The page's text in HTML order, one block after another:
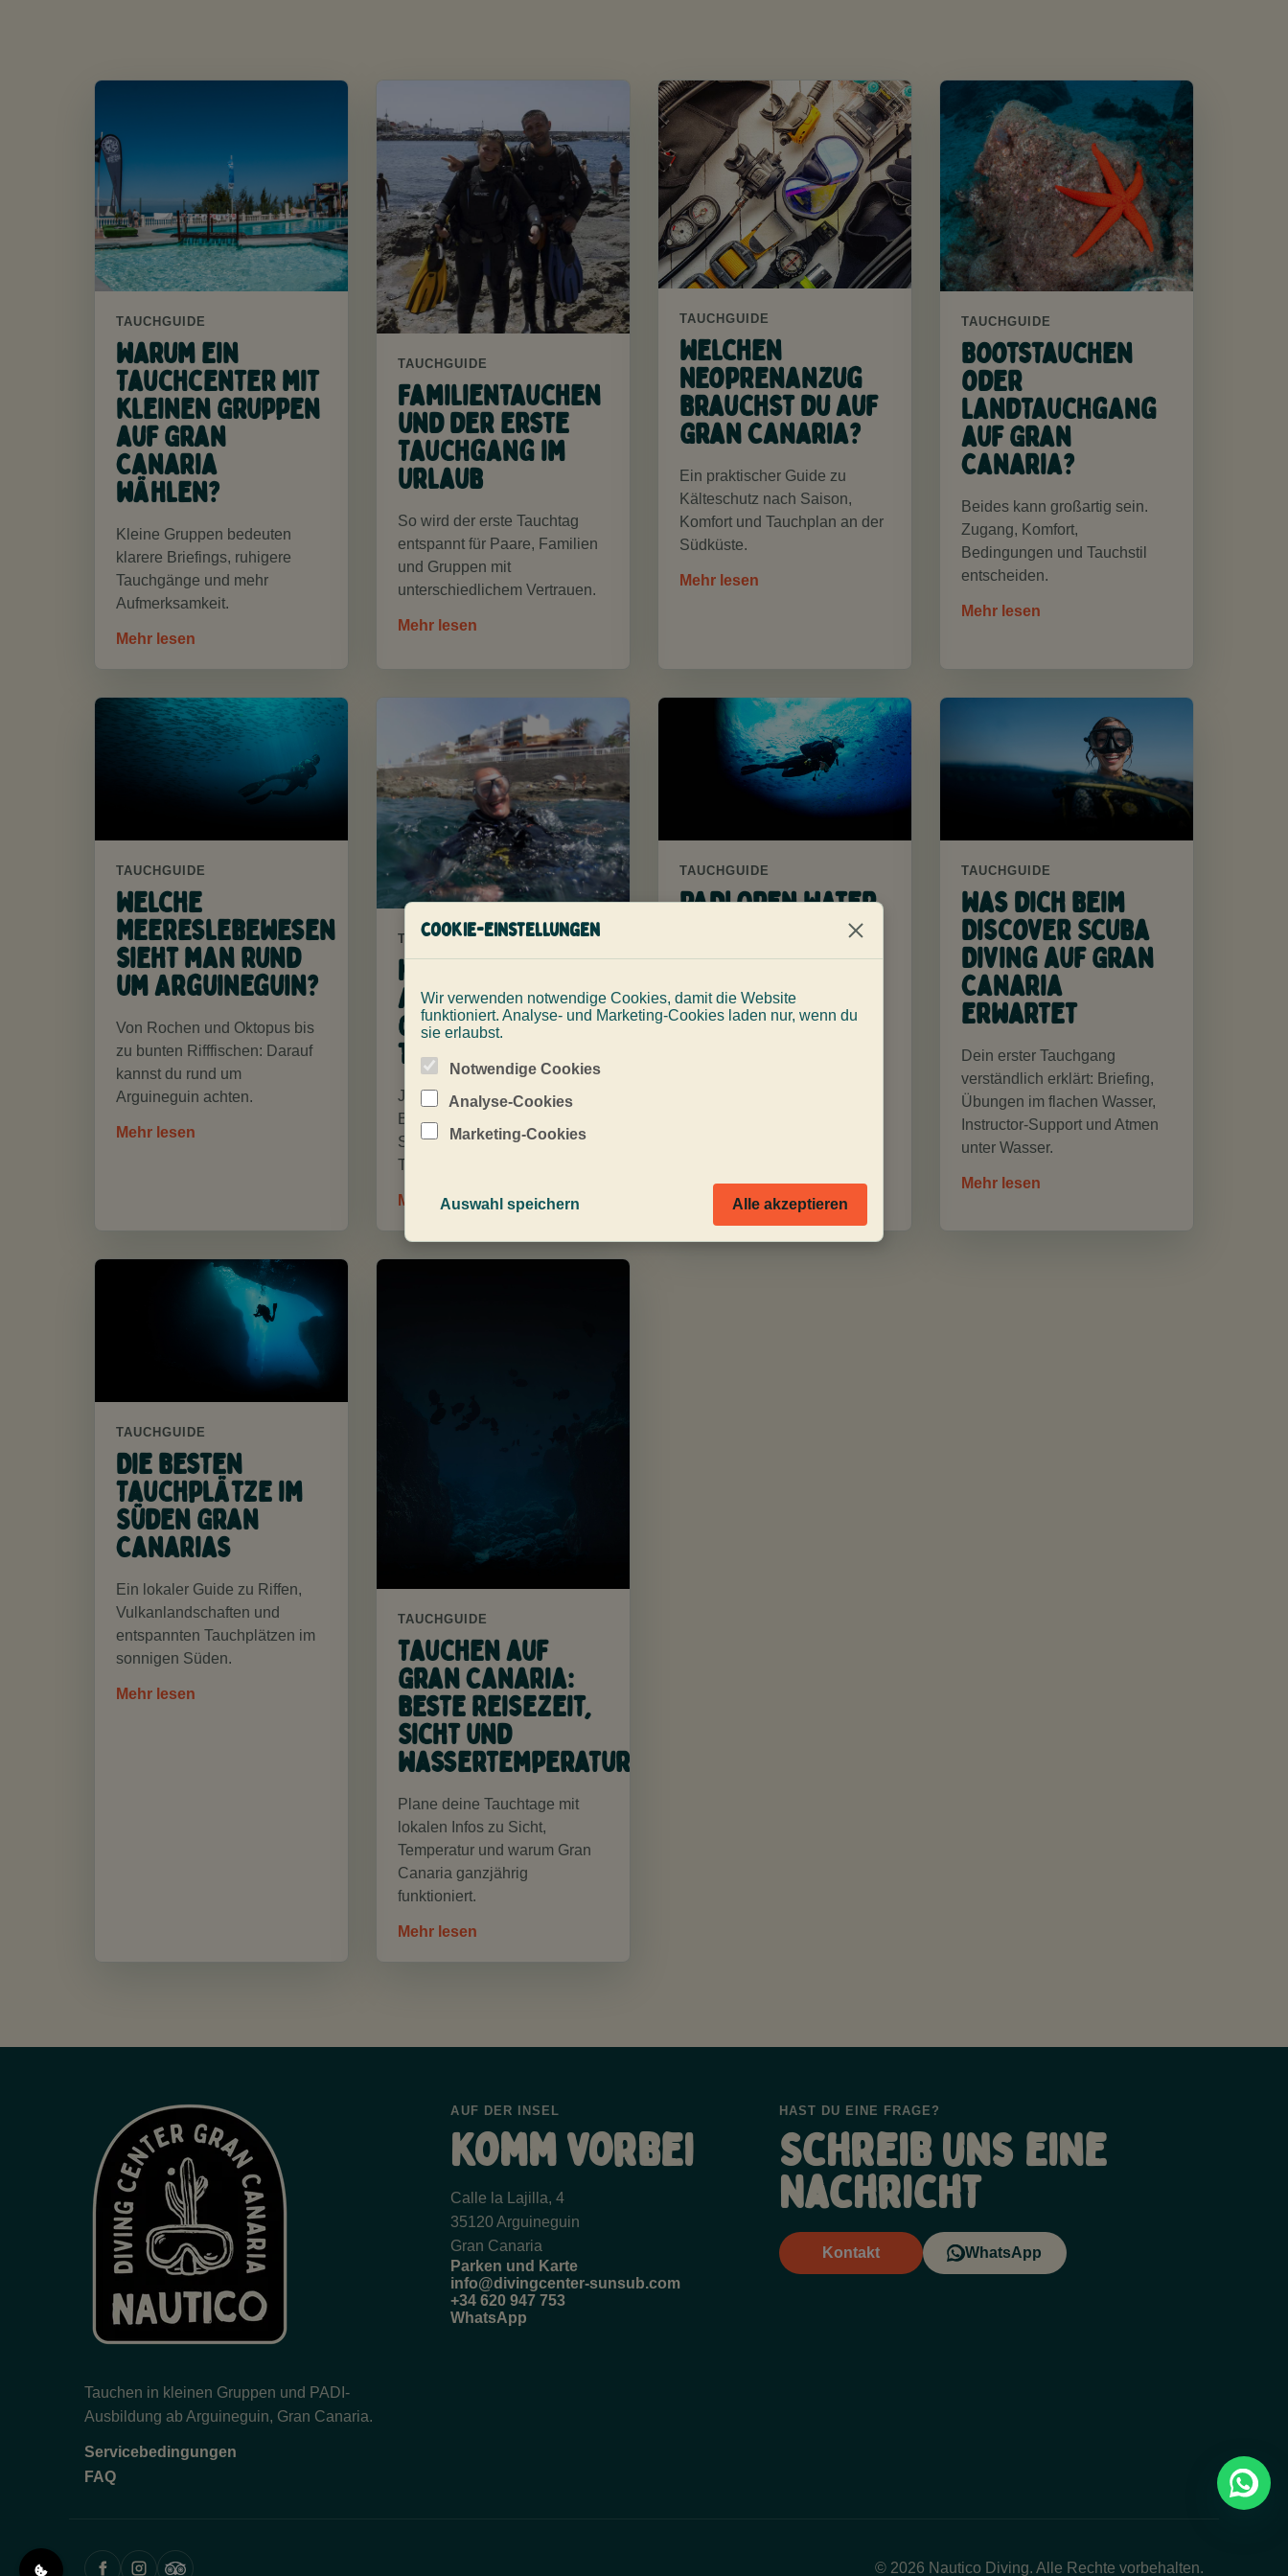
TAUCHGUIDE
Warum ein
Tauchcenter mit
kleinen Gruppen
auf Gran
Canaria
wählen?
Kleine Gruppen bedeuten
klarere Briefings, ruhigere
Tauchgänge und mehr
Aufmerksamkeit.
Mehr lesen
TAUCHGUIDE
Familientauchen
und der erste
Tauchgang im
Urlaub
So wird der erste Tauchtag
entspannt für Paare, Familien
und Gruppen mit
unterschiedlichem Vertrauen.
Mehr lesen
TAUCHGUIDE
Welchen
Neoprenanzug
brauchst du auf
Gran Canaria?
Ein praktischer Guide zu
Kälteschutz nach Saison,
Komfort und Tauchplan an der
Südküste.
Mehr lesen
TAUCHGUIDE
Bootstauchen
oder
Landtauchgang
auf Gran
Canaria?
Beides kann großartig sein.
Zugang, Komfort,
Bedingungen und Tauchstil
entscheiden.
Mehr lesen
TAUCHGUIDE
Welche
Meereslebewesen
sieht man rund
um Arguineguin?
Von Rochen und Oktopus bis
zu bunten Rifffischen: Darauf
kannst du rund um
Arguineguin achten.
Mehr lesen
TAUCHGUIDE
Können
Anfänger auf
Gran Canaria
tauchen?
Ja, mit gutem Briefing, ruhigen
Bedingungen und Instructor-
Support. So funktioniert
Tauchen für Anfänger.
Mehr lesen
TAUCHGUIDE
PADI Open Water
Canaria: wie
lange dauert
der Kurs?
Mehr lesen
TAUCHGUIDE
Was dich beim
Discover Scuba
Diving auf Gran
Canaria
erwartet
Dein erster Tauchgang
verständlich erklärt: Briefing,
Übungen im flachen Wasser,
Instructor-Support und Atmen
unter Wasser.
Mehr lesen
TAUCHGUIDE
Die besten
Tauchplätze im
Süden Gran
Canarias
Ein lokaler Guide zu Riffen,
Vulkanlandschaften und
entspannten Tauchplätzen im
sonnigen Süden.
Mehr lesen
TAUCHGUIDE
Tauchen auf
Gran Canaria:
beste Reisezeit,
Sicht und
Wassertemperatur
Plane deine Tauchtage mit
lokalen Infos zu Sicht,
Temperatur und warum Gran
Canaria ganzjährig
funktioniert.
Mehr lesen
Tauchen in kleinen Gruppen und PADI-
Ausbildung ab Arguineguin, Gran Canaria.
Servicebedingungen
FAQ
AUF DER INSEL
Komm vorbei
Calle la Lajilla, 4
35120 Arguineguin
Gran Canaria
Parken und Karte
info@divingcenter-sunsub.com
+34 620 947 753
WhatsApp
HAST DU EINE FRAGE?
Schreib uns eine
Nachricht
Kontakt WhatsApp
© 2026 Nautico Diving. Alle Rechte vorbehalten.
Cookie-Einstellungen
Wir verwenden notwendige Cookies, damit die Website
funktioniert. Analyse- und Marketing-Cookies laden nur, wenn du
sie erlaubst.
Notwendige Cookies
Analyse-Cookies
Marketing-Cookies
Auswahl speichern Alle akzeptieren